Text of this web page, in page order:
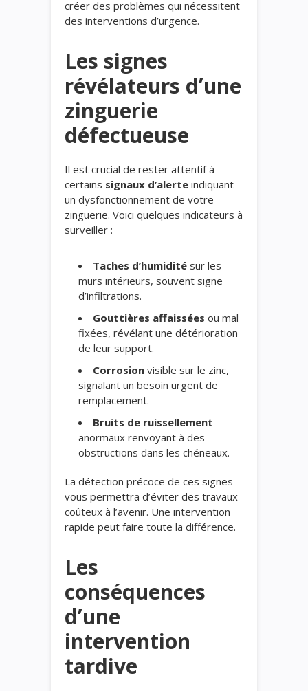
créer des problèmes qui nécessitent
des interventions d’urgence.
Les signes
révélateurs d’une
zinguerie
défectueuse
Il est crucial de rester attentif à
certains signaux d’alerte indiquant
un dysfonctionnement de votre
zinguerie. Voici quelques indicateurs à
surveiller :
Taches d’humidité sur les
murs intérieurs, souvent signe
d’infiltrations.
Gouttières affaissées ou mal
fixées, révélant une détérioration
de leur support.
Corrosion visible sur le zinc,
signalant un besoin urgent de
remplacement.
Bruits de ruissellement
anormaux renvoyant à des
obstructions dans les chéneaux.
La détection précoce de ces signes
vous permettra d’éviter des travaux
coûteux à l’avenir. Une intervention
rapide peut faire toute la différence.
Les
conséquences
d’une
intervention
tardive